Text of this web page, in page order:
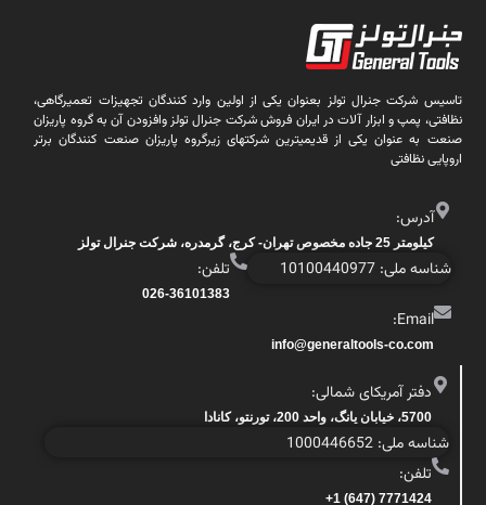
تاسیس شرکت جنرال تولز بعنوان یکی از اولین وارد کنندگان تجهیزات تعمیرگاهی،
نظافتی، پمپ و ابزار آلات در ایران فروش شرکت جنرال تولز وافزودن آن به گروه پاریزان
صنعت به عنوان یکی از قدیمیترین شرکتهای زیرگروه پاریزان صنعت کنندگان برتر
اروپایی نظافتی
آدرس:
کیلومتر 25 جاده مخصوص تهران- کرج، گرمدره، شرکت جنرال تولز
شناسه ملی: 10100440977 تلفن:
026-36101383
Email:
info@generaltools-co.com
دفتر آمریکای شمالی:
5700، خیابان یانگ، واحد 200، تورنتو، کانادا
شناسه ملی: 1000446652
تلفن:
7771424 (647) 1+